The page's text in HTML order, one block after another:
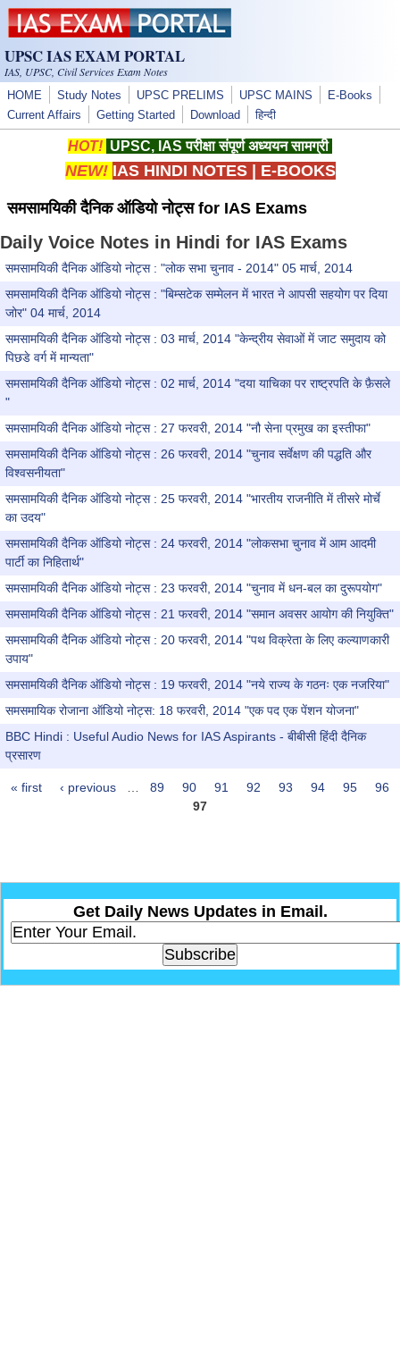
Skip to main content
UPSC IAS EXAM PORTAL
IAS, UPSC, Civil Services Exam Notes
HOME Study Notes UPSC PRELIMS UPSC MAINS
E-Books
Current Affairs
Getting Started Download हिन्दी
HOT! UPSC, IAS परीक्षा संपूर्ण अध्ययन सामग्री
NEW! IAS HINDI NOTES| E-BOOKS
समसामयिकी दैनिक ऑडियो नोट्स for IAS Exams
Daily Voice Notes in Hindi for IAS Exams
समसामयिकी दैनिक ऑडियो नोट्स : "लोक सभा चुनाव - 2014" 05 मार्च, 2014
समसामयिकी दैनिक ऑडियो नोट्स : "बिम्सटेक सम्मेलन में भारत ने आपसी सहयोग पर दिया
जोर" 04 मार्च, 2014
समसामयिकी दैनिक ऑडियो नोट्स : 03 मार्च, 2014 "केन्द्रीय सेवाओं में जाट समुदाय को
पिछडे वर्ग में मान्यता"
समसामयिकी दैनिक ऑडियो नोट्स : 02 मार्च, 2014 "दया याचिका पर राष्ट्रपति के फ़ैसले
"
समसामयिकी दैनिक ऑडियो नोट्स : 27 फरवरी, 2014 "नौ सेना प्रमुख का इस्तीफा"
समसामयिकी दैनिक ऑडियो नोट्स : 26 फरवरी, 2014 "चुनाव सर्वेक्षण की पद्धति और
विश्वसनीयता"
समसामयिकी दैनिक ऑडियो नोट्स : 25 फरवरी, 2014 "भारतीय राजनीति में तीसरे मोर्चे
का उदय"
समसामयिकी दैनिक ऑडियो नोट्स : 24 फरवरी, 2014 "लोकसभा चुनाव में आम आदमी
पार्टी का निहितार्थ"
समसामयिकी दैनिक ऑडियो नोट्स : 23 फरवरी, 2014 "चुनाव में धन-बल का दुरूपयोग"
समसामयिकी दैनिक ऑडियो नोट्स : 21 फरवरी, 2014 "समान अवसर आयोग की नियुक्ति"
समसामयिकी दैनिक ऑडियो नोट्स : 20 फरवरी, 2014 "पथ विक्रेता के लिए कल्याणकारी
उपाय"
समसामयिकी दैनिक ऑडियो नोट्स : 19 फरवरी, 2014 "नये राज्य के गठनः एक नजरिया"
समसमायिक रोजाना ऑडियो नोट्स: 18 फरवरी, 2014 "एक पद एक पेंशन योजना"
BBC Hindi : Useful Audio News for IAS Aspirants - बीबीसी हिंदी दैनिक
प्रसारण
Pages
« first ‹ previous … 89 90 91 92 93 94 95
96
97
Get Daily News Updates in Email.